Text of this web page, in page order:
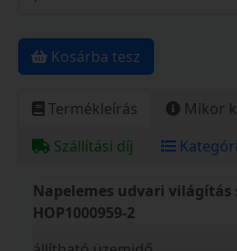
Kosárba tesz
Termékleírás
Mikor
Szállítási díj
Napelemes udvari világítás
HOP1000959-2